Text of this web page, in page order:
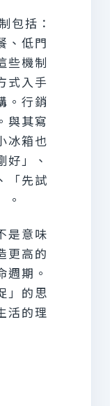
包括：
、低門
些機制
式入手
。行銷
與其寫
冰箱也
好」、
「先試
。
是意味
更高的
週期。
」的思
活的理